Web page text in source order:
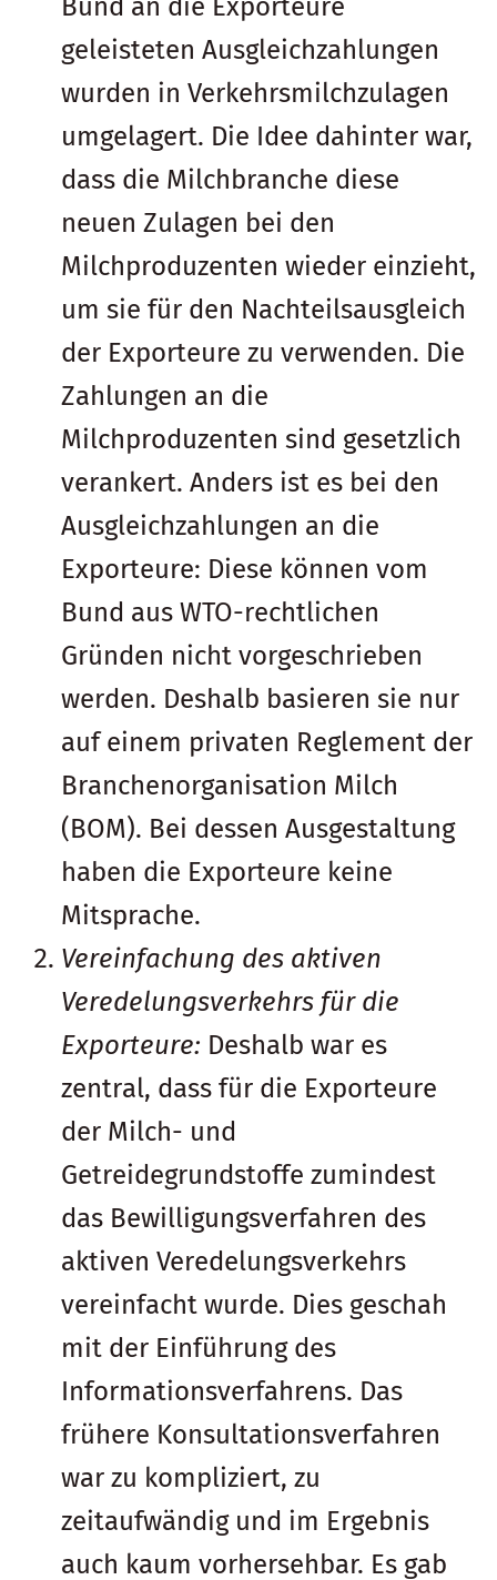
Bund an die Exporteure
geleisteten Ausgleichzahlungen
wurden in Verkehrsmilchzulagen
umgelagert. Die Idee dahinter war,
dass die Milchbranche diese
neuen Zulagen bei den
Milchproduzenten wieder einzieht,
um sie für den Nachteilsausgleich
der Exporteure zu verwenden. Die
Zahlungen an die
Milchproduzenten sind gesetzlich
verankert. Anders ist es bei den
Ausgleichzahlungen an die
Exporteure: Diese können vom
Bund aus WTO-rechtlichen
Gründen nicht vorgeschrieben
werden. Deshalb basieren sie nur
auf einem privaten Reglement der
Branchenorganisation Milch
(BOM). Bei dessen Ausgestaltung
haben die Exporteure keine
Mitsprache.
Vereinfachung des aktiven
Veredelungsverkehrs für die
Exporteure: Deshalb war es
zentral, dass für die Exporteure
der Milch- und
Getreidegrundstoffe zumindest
das Bewilligungsverfahren des
aktiven Veredelungsverkehrs
vereinfacht wurde. Dies geschah
mit der Einführung des
Informationsverfahrens. Das
frühere Konsultationsverfahren
war zu kompliziert, zu
zeitaufwändig und im Ergebnis
auch kaum vorhersehbar. Es gab